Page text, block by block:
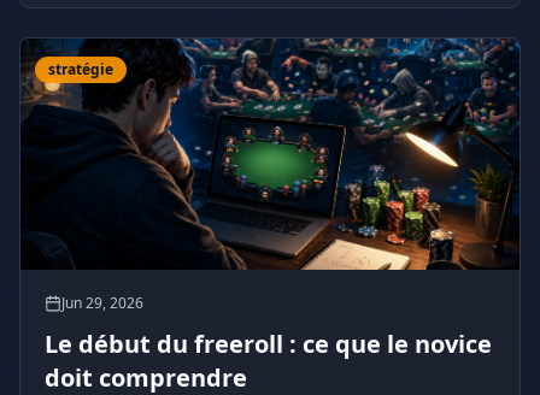
stratégie
Jun 29, 2026
Le début du freeroll : ce que le novice
doit comprendre